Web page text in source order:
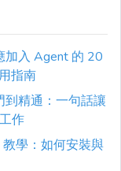
加入 Agent 的 20
指南
精通：一句話讓
作
教學：如何安裝與